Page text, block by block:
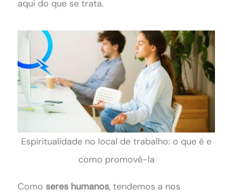
aqui do que se trata.
Espiritualidade no local de trabalho: o que é e
como promovê-la
Como seres humanos, tendemos a nos